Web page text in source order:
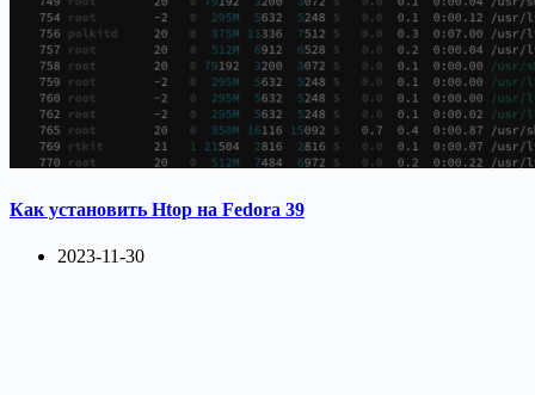
Как установить Htop на Fedora 39
2023-11-30